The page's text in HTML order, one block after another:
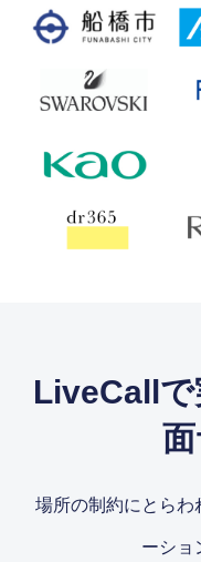
LiveCallで
場所の制約にとらわ
ーショ